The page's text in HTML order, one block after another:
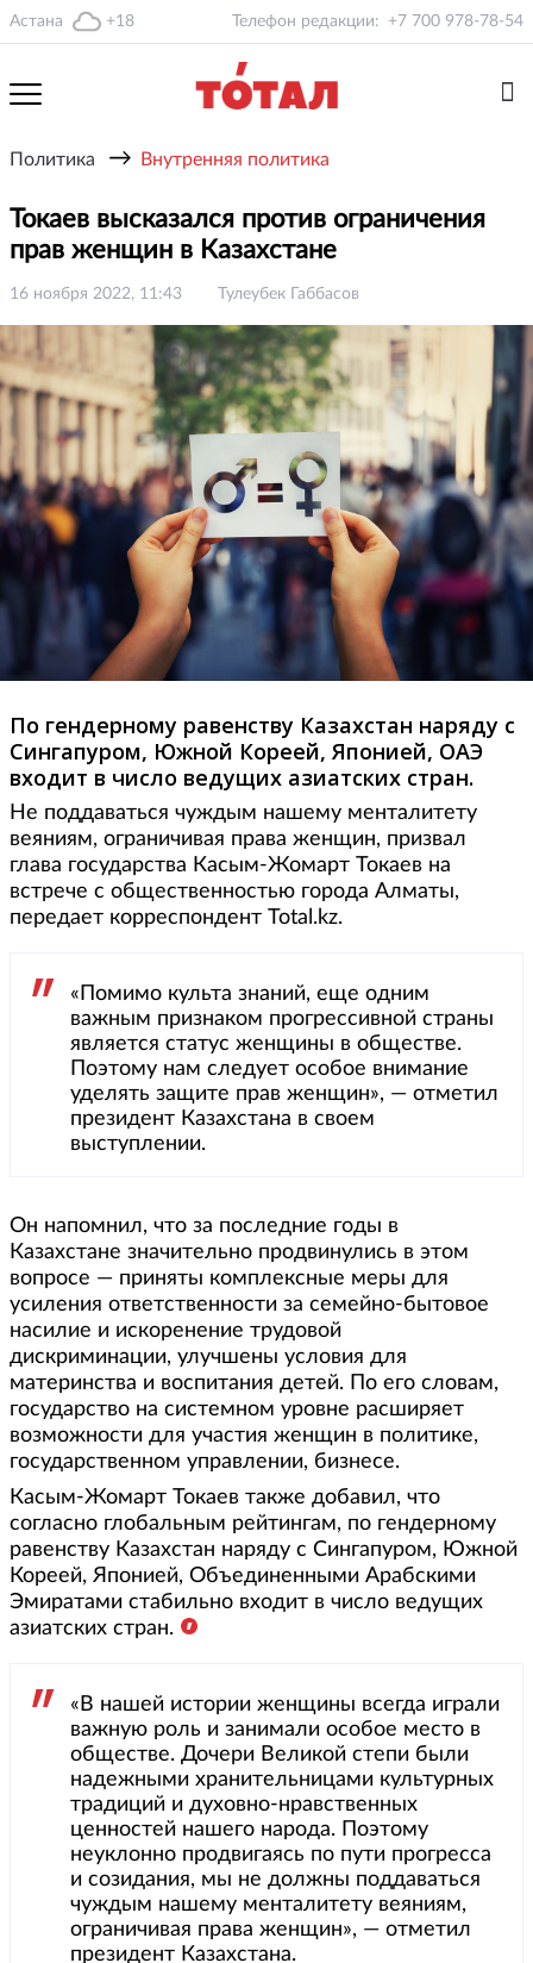
Астана +18 Телефон редакции: +7 700 978-78-54
Политика → Внутренняя политика
Токаев высказался против ограничения
прав женщин в Казахстане
16 ноября 2022, 11:43 Тулеубек Габбасов
По гендерному равенству Казахстан наряду с
Сингапуром, Южной Кореей, Японией, ОАЭ
входит в число ведущих азиатских стран.
Не поддаваться чуждым нашему менталитету
веяниям, ограничивая права женщин, призвал
глава государства Касым-Жомарт Токаев на
встрече с общественностью города Алматы,
передает корреспондент Total.kz.
«Помимо культа знаний, еще одним
важным признаком прогрессивной страны
является статус женщины в обществе.
Поэтому нам следует особое внимание
уделять защите прав женщин», — отметил
президент Казахстана в своем
выступлении.
Он напомнил, что за последние годы в
Казахстане значительно продвинулись в этом
вопросе — приняты комплексные меры для
усиления ответственности за семейно-бытовое
насилие и искоренение трудовой
дискриминации, улучшены условия для
материнства и воспитания детей. По его словам,
государство на системном уровне расширяет
возможности для участия женщин в политике,
государственном управлении, бизнесе.
Касым-Жомарт Токаев также добавил, что
согласно глобальным рейтингам, по гендерному
равенству Казахстан наряду с Сингапуром, Южной
Кореей, Японией, Объединенными Арабскими
Эмиратами стабильно входит в число ведущих
азиатских стран.
«В нашей истории женщины всегда играли
важную роль и занимали особое место в
обществе. Дочери Великой степи были
надежными хранительницами культурных
традиций и духовно-нравственных
ценностей нашего народа. Поэтому
неуклонно продвигаясь по пути прогресса
и созидания, мы не должны поддаваться
чуждым нашему менталитету веяниям,
ограничивая права женщин», — отметил
президент Казахстана.